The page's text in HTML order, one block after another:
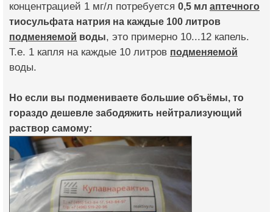
концентрацией 1 мг/л потребуется 0,5 мл аптечного
тиосульфата натрия на каждые 100 литров
подменяемой воды, это примерно 10...12 капель.
Т.е. 1 капля на каждые 10 литров подменяемой
воды.
Но если вы подмениваете большие объёмы, то
гораздо дешевле забодяжить нейтрализующий
раствор самому: